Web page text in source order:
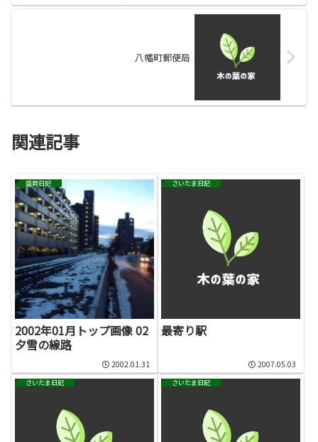
八幡町郵便局
関連記事
盛岡日記
2002年01月トップ画像 02
夕雪の線路
2002.01.31
さいたま日記
最寄り駅
2007.05.03
さいたま日記 さいたま日記